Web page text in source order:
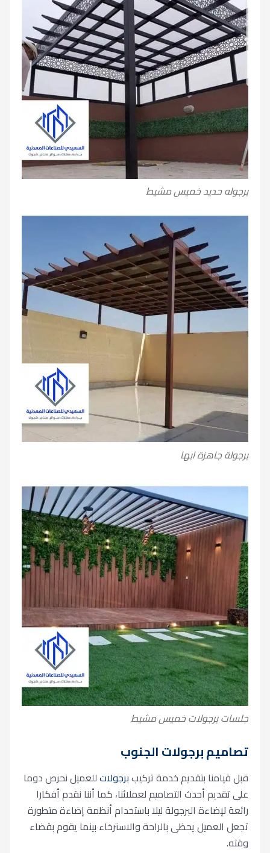
برجوله حديد خميس مشيط
برجولة جاهزة ابها
جلسات برجولات خميس مشيط
تصاميم برجولات الجنوب
قبل قيامنا بتقديم خدمة تركيببرجولاتللعميل نحرص دوما
على تقديم أحدث التصاميم لعملائنا، كما أننا نقدم أفكارا
رائعة لإضاءة البرجولة ليلا باستخدام أنظمة إضاءة متطورة
تجعل العميل يحظى بالراحة والاسترخاء بينما يقوم بقضاء
وقته.